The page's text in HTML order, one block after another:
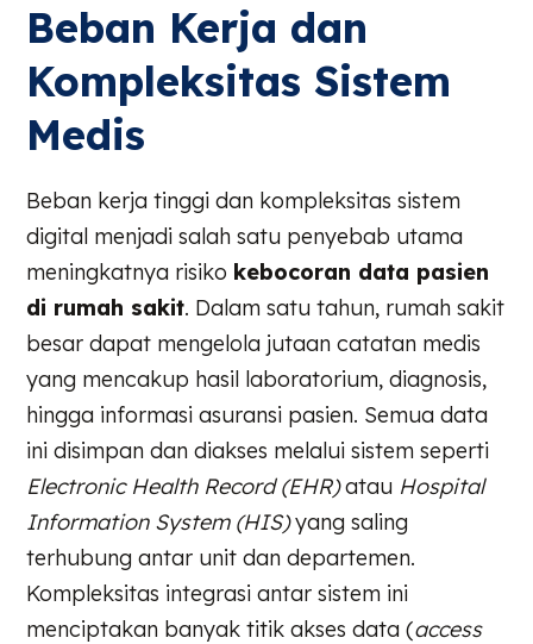
Beban Kerja dan
Kompleksitas Sistem
Medis
Beban kerja tinggi dan kompleksitas sistem
digital menjadi salah satu penyebab utama
meningkatnya risiko kebocoran data pasien
di rumah sakit. Dalam satu tahun, rumah sakit
besar dapat mengelola jutaan catatan medis
yang mencakup hasil laboratorium, diagnosis,
hingga informasi asuransi pasien. Semua data
ini disimpan dan diakses melalui sistem seperti
Electronic Health Record (EHR)atau Hospital
Information System (HIS)yang saling
terhubung antar unit dan departemen.
Kompleksitas integrasi antar sistem ini
menciptakan banyak titik akses data (access